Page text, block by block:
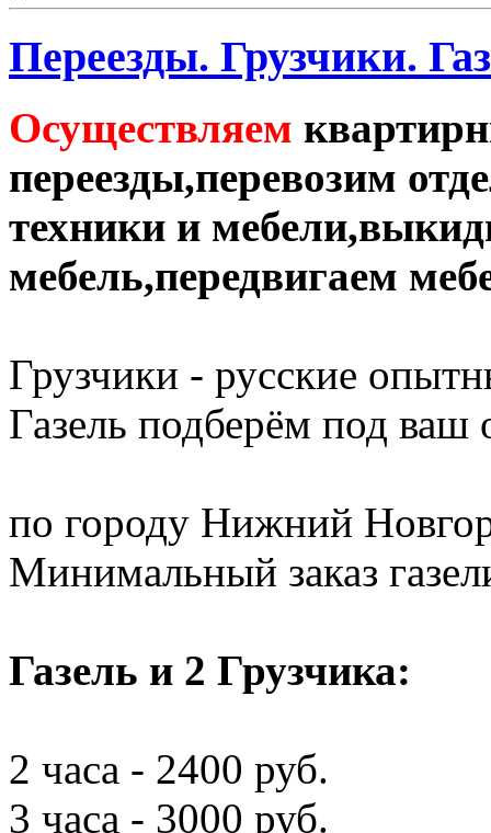
Переезды. Грузчики.
Осуществляем
переезды,перевозим
техники и
мебель,передвигаем
Грузчики - русские
Газель подберём под
по городу Нижний
Минимальный заказ
Газель и 2 Грузчика:
2 часа - 2400 руб.
3 часа - 3000 руб.